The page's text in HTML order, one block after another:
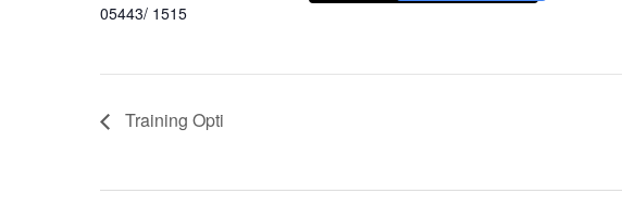
05443/ 1515
Training Opti